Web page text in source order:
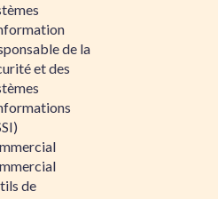
de la
et des
de